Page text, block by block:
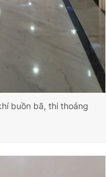
buồn bã, thi thoảng